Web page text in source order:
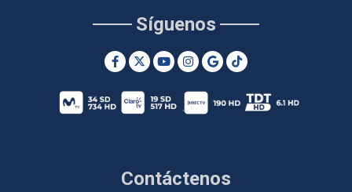
Contáctenos
Síguenos